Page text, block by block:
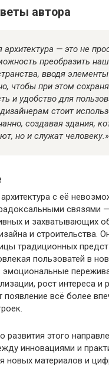
автора
архитектура — это не
преобразить
вводя
чтобы при этом
и удобство для
стоит
создавая здания,
но и служат человеку.»
с её
связями
и захватывающих
и строительства.
традиционных
пользоватей в
эмоциональные
рост интереса и
появление всё более
развития этого
инновациями и
новых материалов и